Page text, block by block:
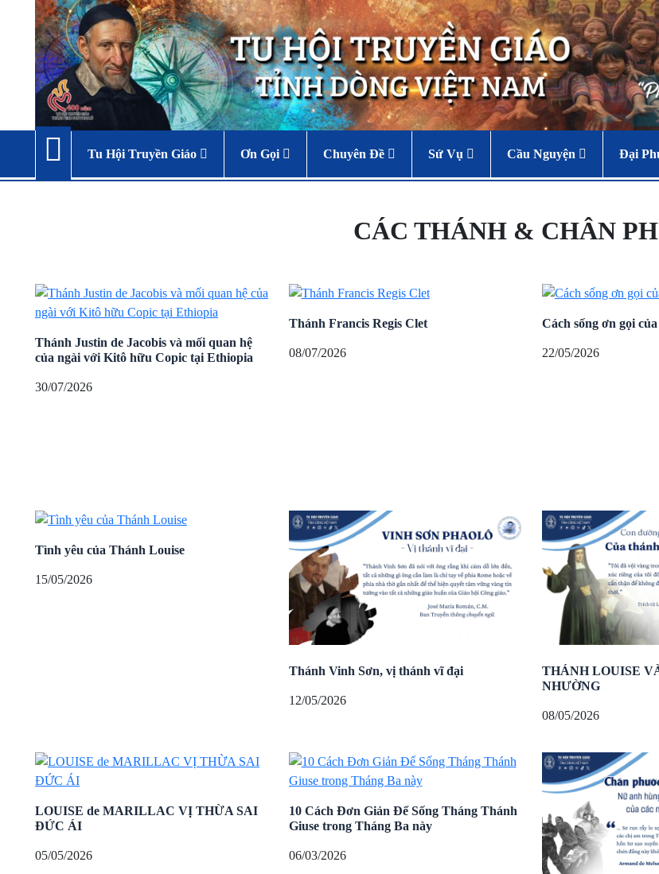
Tu Hội Truyền Giáo Ơn Gọi Chuyên Đề Sứ Vụ Cầu Nguyện Đại
CÁC THÁNH & CHÂN
Thánh Justin de Jacobis và mối quan hệ
của ngài với Kitô hữu Copic tại Ethiopia
30/07/2026
Thánh Francis Regis Clet
08/07/2026
Cách sống ơn gọi
22/05/2026
Tình yêu của Thánh Louise
15/05/2026
Thánh Vinh Sơn, vị thánh vĩ đại
12/05/2026
THÁNH LOUISE
NHƯỜNG
08/05/2026
LOUISE de MARILLAC VỊ THỪA SAI
ĐỨC ÁI
05/05/2026
10 Cách Đơn Giản Để Sống Tháng Thánh
Giuse trong Tháng Ba này
06/03/2026